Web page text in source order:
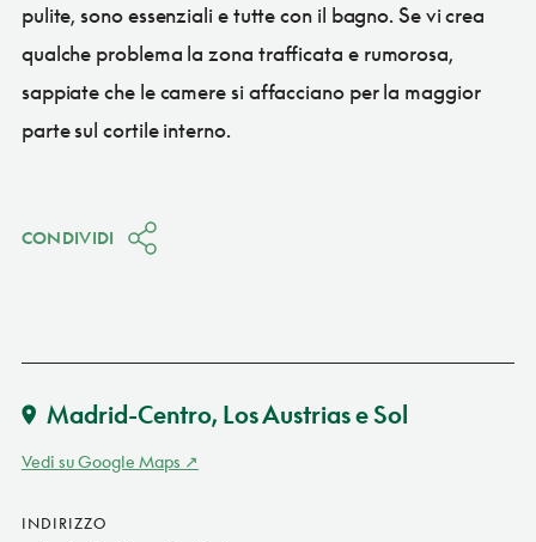
pulite, sono essenziali e tutte con il bagno. Se vi crea
qualche problema la zona trafficata e rumorosa,
sappiate che le camere si affacciano per la maggior
parte sul cortile interno.
CONDIVIDI
Madrid-Centro, Los Austrias e Sol
Vedi su Google Maps
INDIRIZZO